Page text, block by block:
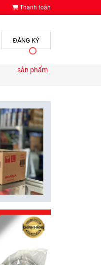
Thanh toán
ĐĂNG KÝ
sản phẩm